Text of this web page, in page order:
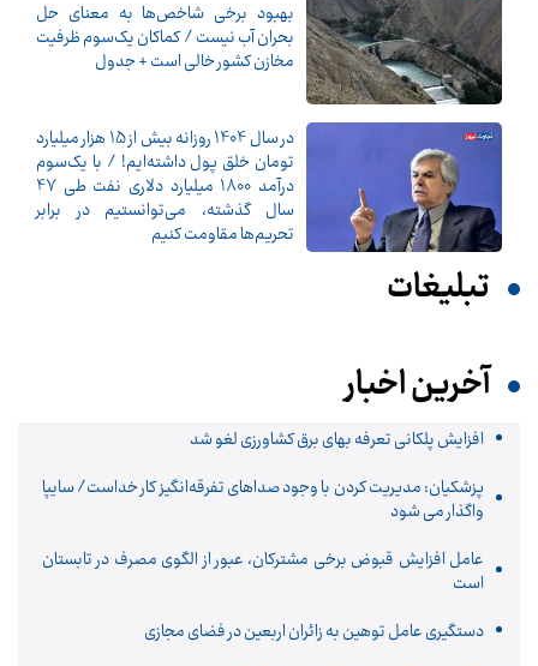
بهبود برخی شاخص‌ها به معنای حل
بحران آب نیست / کماکان یک‌سوم ظرفیت
مخازن کشور خالی است + جدول
در سال 1404 روزانه بیش از 15 هزار میلیارد
تومان خلق پول داشته‌ایم! / با یک‌سوم
درآمد 1800 میلیارد دلاری نفت طی 47
سال گذشته، می‌توانستیم در برابر
تحریم‌ها مقاومت کنیم
تبلیغات
آخرین اخبار
افزایش پلکانی تعرفه بهای برق کشاورزی لغو شد
پزشکیان: مدیریت کردن با وجود صداهای تفرقه‌انگیز کار خداست/ سایپا
واگذار می شود
عامل افزایش قبوض برخی مشترکان، عبور از الگوی مصرف در تابستان
است
دستگیری عامل توهین به زائران اربعین در فضای مجازی